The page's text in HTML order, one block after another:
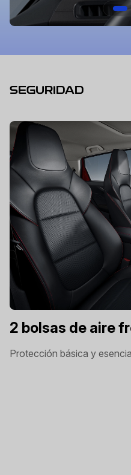
SEGURIDAD
2 bolsas de aire
Protección básica y